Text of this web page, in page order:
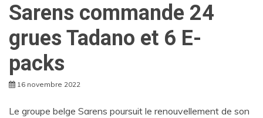
Sarens commande 24
grues Tadano et 6 E-
packs
16 novembre 2022
Le groupe belge Sarens poursuit le renouvellement de son